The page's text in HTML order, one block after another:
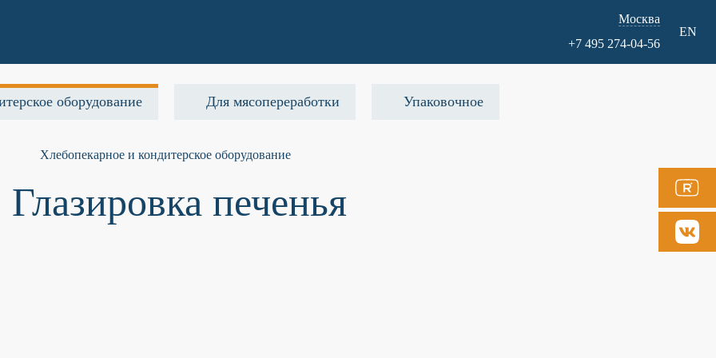
Москва
+7 495 274-04-56
EN
оборудование Для мясопереработки Упаковочное
Хлебопекарное и кондитерское оборудование
Глазировка печенья